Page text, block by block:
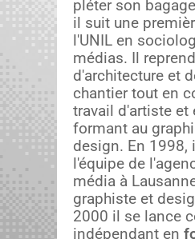
pléter son
il suit une
l'UNIL en
médias. Il
d'architecture et
chantier tout en
tra­vail d'artiste et
formant au
design. En 1998,
l'équipe de
mé­dia à
graphiste et
2000 il se lance
indépen­dant en